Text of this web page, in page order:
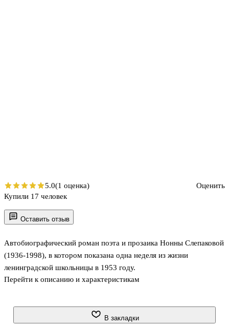
Оставить отзыв
Автобиографический роман поэта и прозаика Нонны Слепаковой
(1936-1998), в котором показана одна неделя из жизни
ленинградской школьницы в 1953 году.
Перейти к описанию и характеристикам
5.0(1 оценка)
Оценить
Купили 17 человек
В закладки